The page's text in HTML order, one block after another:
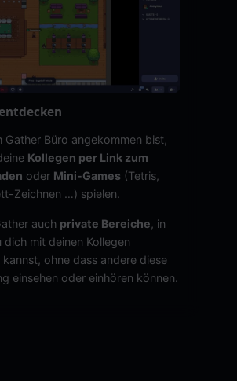
Gather Büro angekommen bist,
Kollegen per Link zum
oder Mini-Games (Tetris,
Zeichnen …) spielen.
auch private Bereiche, in
dich mit deinen Kollegen
kannst, ohne dass andere diese
einsehen oder einhören können.